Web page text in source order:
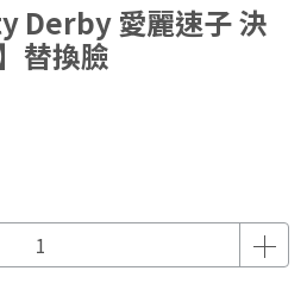
Derby 愛麗速子 決
替換臉